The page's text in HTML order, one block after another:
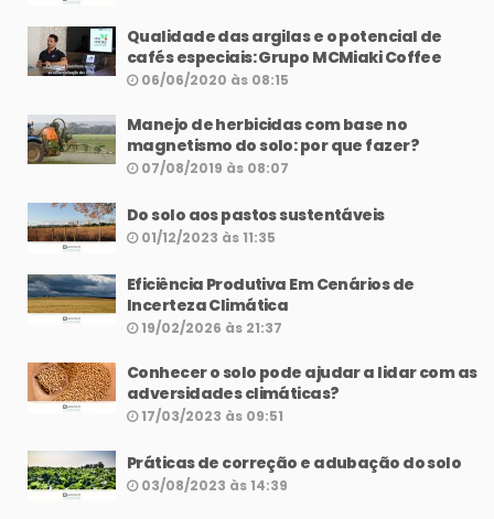
Qualidade das argilas e o potencial de
cafés especiais: Grupo MCMiaki Coffee
06/06/2020 às 08:15
Manejo de herbicidas com base no
magnetismo do solo: por que fazer?
07/08/2019 às 08:07
Do solo aos pastos sustentáveis
01/12/2023 às 11:35
Eficiência Produtiva Em Cenários de
Incerteza Climática
19/02/2026 às 21:37
Conhecer o solo pode ajudar a lidar com as
adversidades climáticas?
17/03/2023 às 09:51
Práticas de correção e adubação do solo
03/08/2023 às 14:39